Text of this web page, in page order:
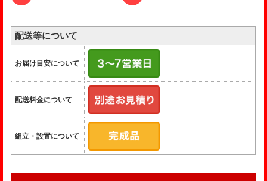
配送等について
お届け目安について
配送料金について
組立・設置について